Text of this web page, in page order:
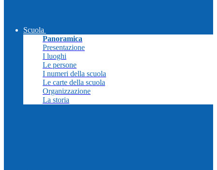
Scuola
Panoramica
Presentazione
I luoghi
Le persone
I numeri della scuola
Le carte della scuola
Organizzazione
La storia